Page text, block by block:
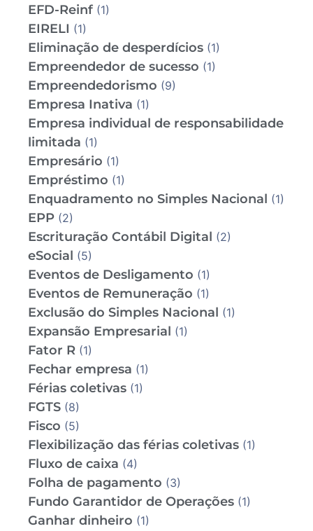
EFD-Reinf (1)
EIRELI (1)
Eliminação de desperdícios (1)
Empreendedor de sucesso (1)
Empreendedorismo (9)
Empresa Inativa (1)
Empresa individual de responsabilidade
limitada (1)
Empresário (1)
Empréstimo (1)
Enquadramento no Simples Nacional (1)
EPP (2)
Escrituração Contábil Digital (2)
eSocial (5)
Eventos de Desligamento (1)
Eventos de Remuneração (1)
Exclusão do Simples Nacional (1)
Expansão Empresarial (1)
Fator R (1)
Fechar empresa (1)
Férias coletivas (1)
FGTS (8)
Fisco (5)
Flexibilização das férias coletivas (1)
Fluxo de caixa (4)
Folha de pagamento (3)
Fundo Garantidor de Operações (1)
Ganhar dinheiro (1)